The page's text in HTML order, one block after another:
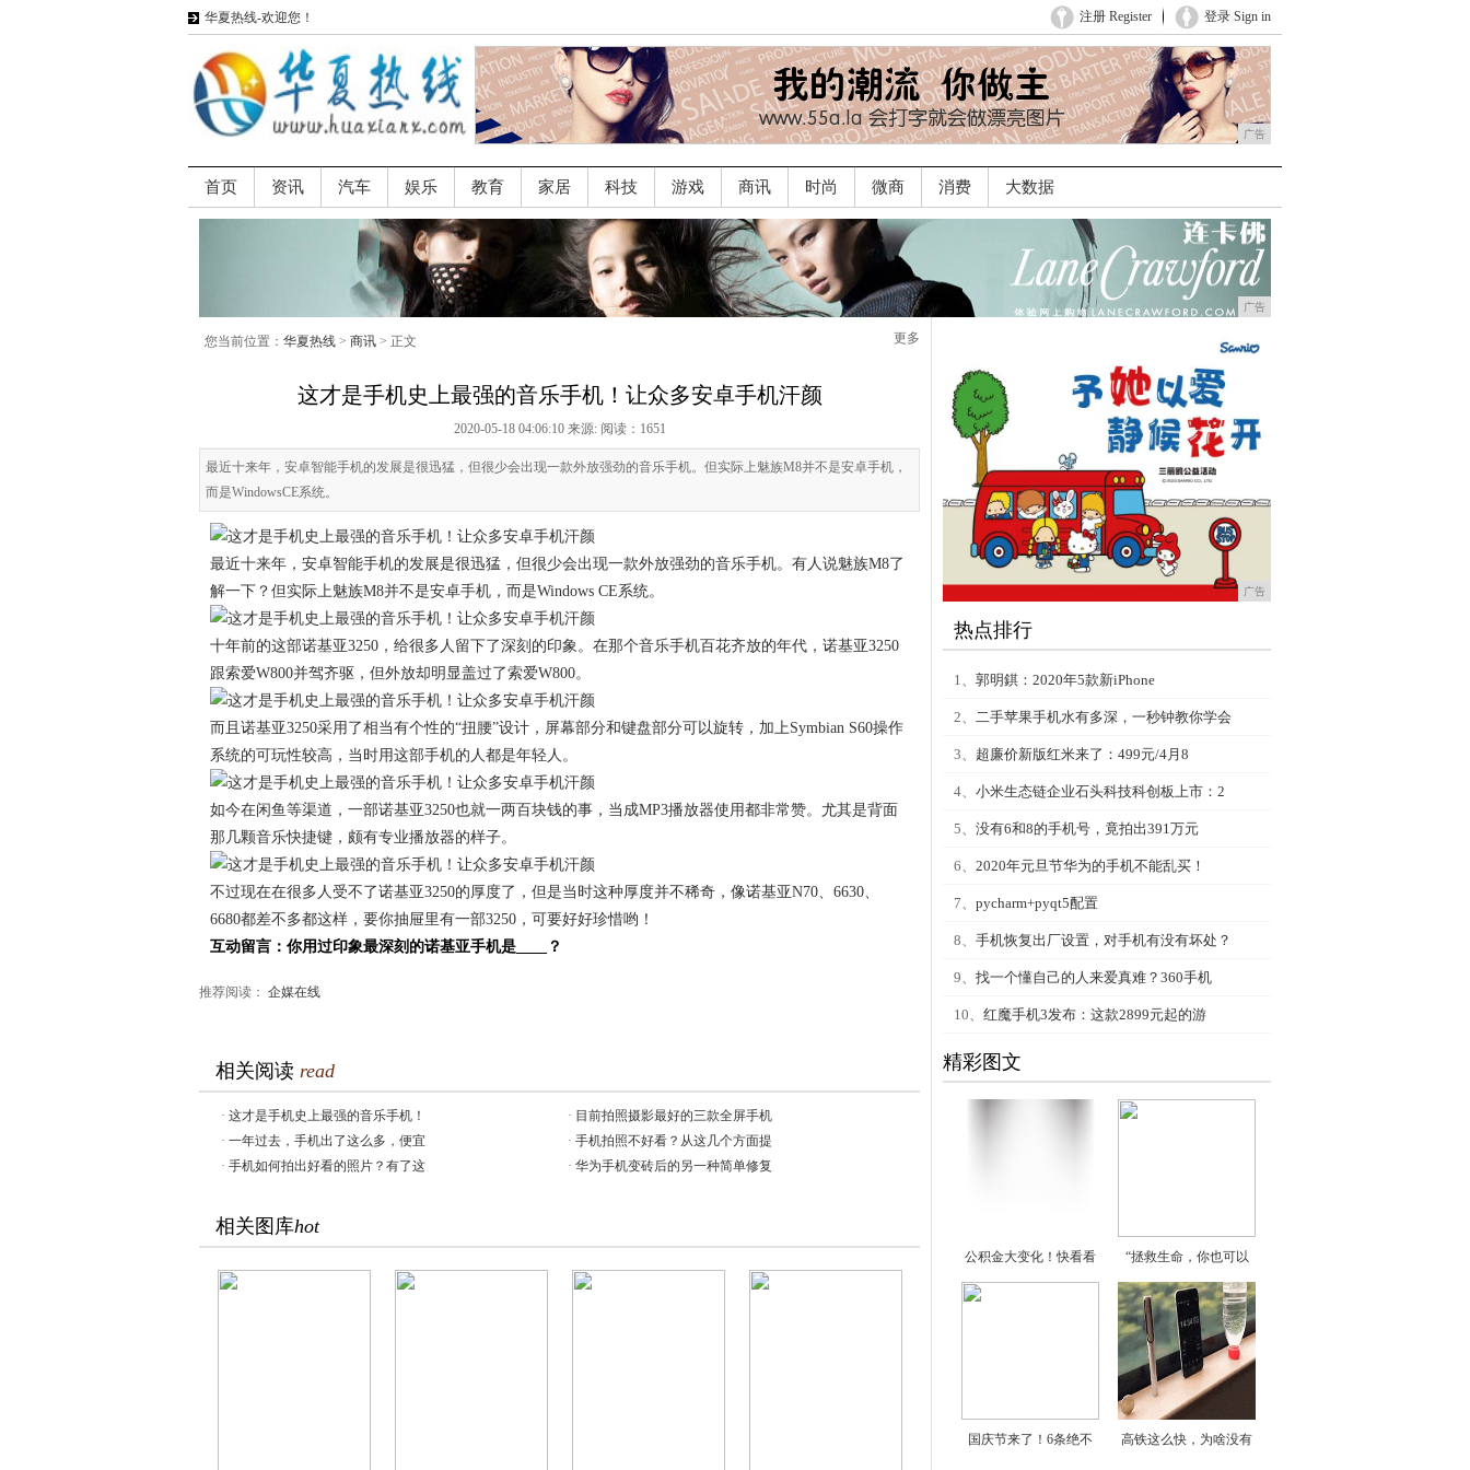
华夏热线-欢迎您！ 登录 Sign in
注册 Register
广告
首页 资讯 汽车 娱乐 教育 家居 科技 游戏 商讯 时尚 微商 消费 大数据
广告
您当前位置： 华夏热线 > 商讯 > 正文 更多
这才是手机史上最强的音乐手机！让众多安卓手机汗颜
2020-05-18 04:06:10 来源: 阅读：1651
最近十来年，安卓智能手机的发展是很迅猛，但很少会出现一款外放强劲的音乐手机。但实际上魅族M8并不是安卓手机，
而是WindowsCE系统。
最近十来年，安卓智能手机的发展是很迅猛，但很少会出现一款外放强劲的音乐手机。有人说魅族M8了
解一下？但实际上魅族M8并不是安卓手机，而是Windows CE系统。
十年前的这部诺基亚3250，给很多人留下了深刻的印象。在那个音乐手机百花齐放的年代，诺基亚3250
跟索爱W800并驾齐驱，但外放却明显盖过了索爱W800。
而且诺基亚3250采用了相当有个性的“扭腰”设计，屏幕部分和键盘部分可以旋转，加上Symbian S60操作
系统的可玩性较高，当时用这部手机的人都是年轻人。
如今在闲鱼等渠道，一部诺基亚3250也就一两百块钱的事，当成MP3播放器使用都非常赞。尤其是背面
那几颗音乐快捷键，颇有专业播放器的样子。
不过现在在很多人受不了诺基亚3250的厚度了，但是当时这种厚度并不稀奇，像诺基亚N70、6630、
6680都差不多都这样，要你抽屉里有一部3250，可要好好珍惜哟！
互动留言：你用过印象最深刻的诺基亚手机是____？
推荐阅读： 企媒在线
相关阅读 read
· 这才是手机史上最强的音乐手机！ · 目前拍照摄影最好的三款全屏手机
· 一年过去，手机出了这么多，便宜 · 手机拍照不好看？从这几个方面提
· 手机如何拍出好看的照片？有了这 · 华为手机变砖后的另一种简单修复
相关图库hot
广告
热点排行
1、 郭明錤：2020年5款新iPhone
2、 二手苹果手机水有多深，一秒钟教你学会
3、 超廉价新版红米来了：499元/4月8
4、 小米生态链企业石头科技科创板上市：2
5、 没有6和8的手机号，竟拍出391万元
6、 2020年元旦节华为的手机不能乱买！
7、 pycharm+pyqt5配置
8、 手机恢复出厂设置，对手机有没有坏处？
9、 找一个懂自己的人来爱真难？360手机
10、 红魔手机3发布：这款2899元起的游
精彩图文
公积金大变化！快看看 “拯救生命，你也可以
国庆节来了！6条绝不 高铁这么快，为啥没有